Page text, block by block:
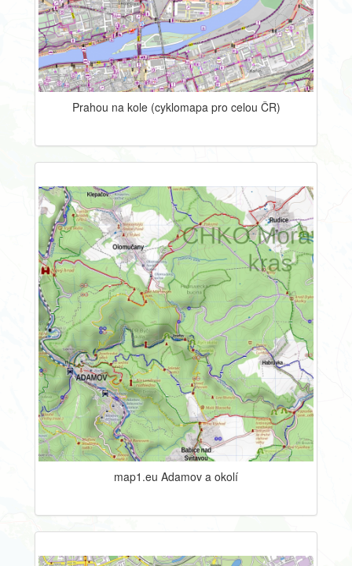
Prahou na kole (cyklomapa pro celou ČR)
map1.eu Adamov a okolí